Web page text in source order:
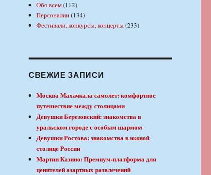
Обо всем(112)
Персоналии(134)
Фестивали, конкурсы, концерты(233)
СВЕЖИЕ ЗАПИСИ
Москва Махачкала самолет: комфортное
путешествие между столицами
Девушки Березовский: знакомства в
уральском городе с особым шармом
Девушки Ростова: знакомства в южной
столице России
Мартин Казино: Премиум-платформа для
ценителей азартных развлечений